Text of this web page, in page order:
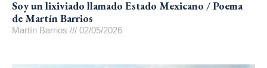
Soy un lixiviado llamado Estado Mexicano / Poema
de Martín Barrios
Martín Barrios 02/05/2026